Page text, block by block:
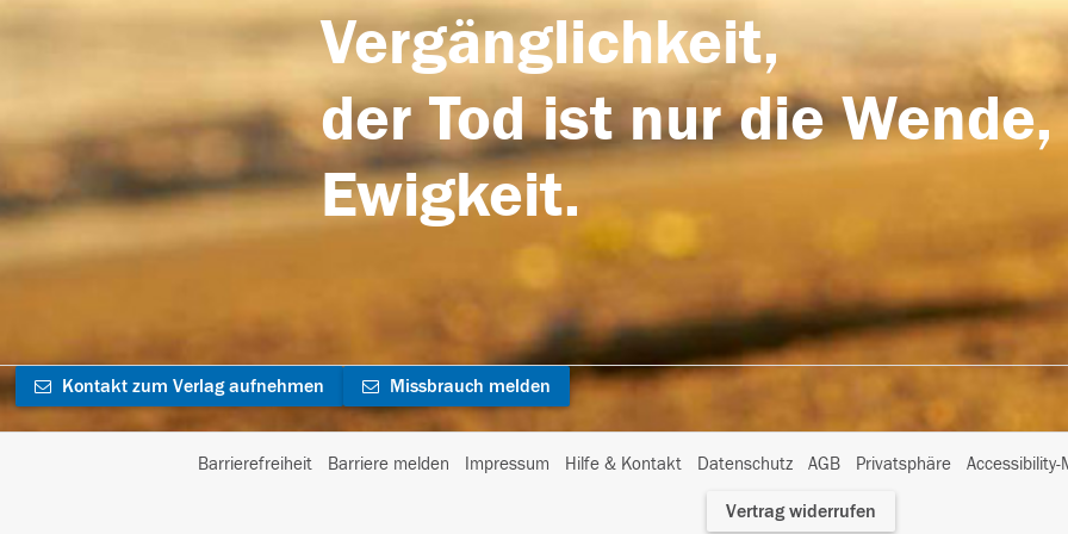
Vergänglichkeit,
der Tod ist nur die
Ewigkeit.
Kontakt zum Verlag aufnehmen Missbrauch melden
Barrierefreiheit Barriere melden Impressum Hilfe & Kontakt Datenschutz AGB Privatsphäre
I
Vertrag widerrufen